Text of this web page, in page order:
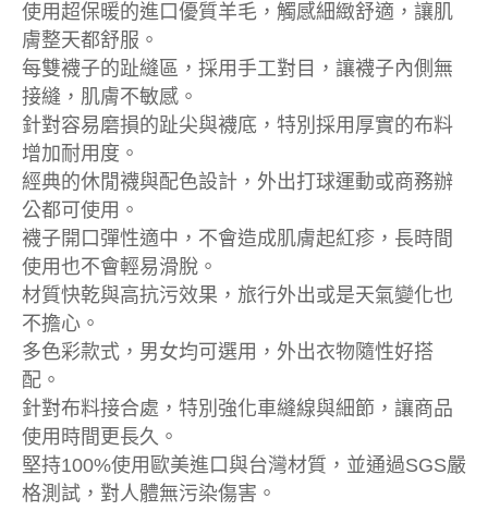
使用超保暖的進口優質羊毛，觸感細緻舒適，讓肌
膚整天都舒服。
每雙襪子的趾縫區，採用手工對目，讓襪子內側無
接縫，肌膚不敏感。
針對容易磨損的趾尖與襪底，特別採用厚實的布料
增加耐用度。
經典的休閒襪與配色設計，外出打球運動或商務辦
公都可使用。
襪子開口彈性適中，不會造成肌膚起紅疹，長時間
使用也不會輕易滑脫。
材質快乾與高抗污效果，旅行外出或是天氣變化也
不擔心。
多色彩款式，男女均可選用，外出衣物隨性好搭
配。
針對布料接合處，特別強化車縫線與細節，讓商品
使用時間更長久。
堅持100%使用歐美進口與台灣材質，並通過SGS嚴
格測試，對人體無污染傷害。